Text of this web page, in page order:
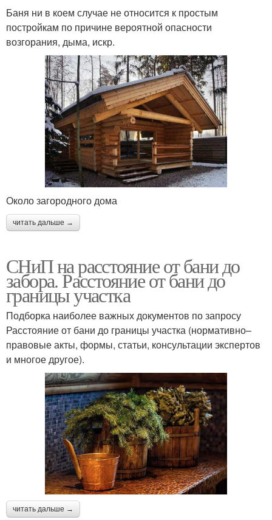
Баня ни в коем случае не относится к простым
постройкам по причине вероятной опасности
возгорания, дыма, искр.
Около загородного дома
читать дальше →
СНиП на расстояние от бани до
забора. Расстояние от бани до
границы участка
Подборка наиболее важных документов по запросу
Расстояние от бани до границы участка (нормативно–
правовые акты, формы, статьи, консультации экспертов
и многое другое).
читать дальше →